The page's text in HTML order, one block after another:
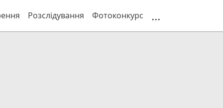
Розслідування Фотоконкурс ...